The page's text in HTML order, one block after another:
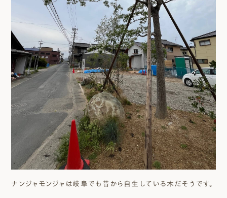
ナンジャモンジャは岐阜でも昔から自生している木だそうです。